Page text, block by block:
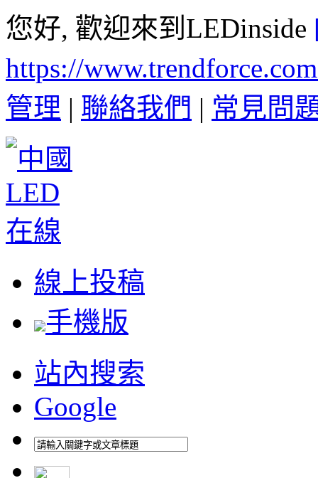
您好, 歡迎來到LEDinside
https://
管理 | 聯絡我們 | 常見問
線上投稿
手機版
站內搜索
Google